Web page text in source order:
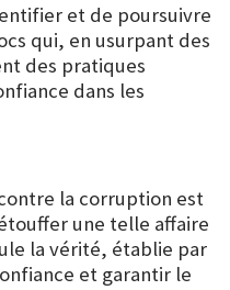
et de poursuivre
qui, en usurpant des
des pratiques
dans les
la corruption est
une telle affaire
la vérité, établie par
et garantir le